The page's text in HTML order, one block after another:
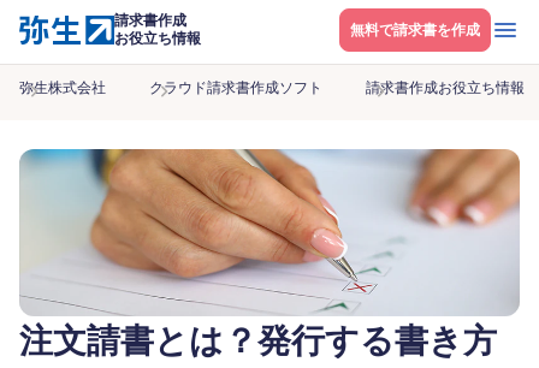
請求書作成
お役立ち情報
無料で請求書を作成 メニ
弥生株式会社 クラウド請求書作成ソフト 請求書作成お役立ち情報
注文請書とは？発行する書き方